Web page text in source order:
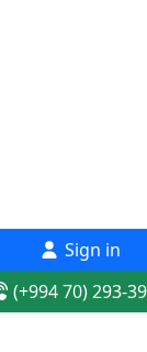
Sign in
(+994 70) 293-